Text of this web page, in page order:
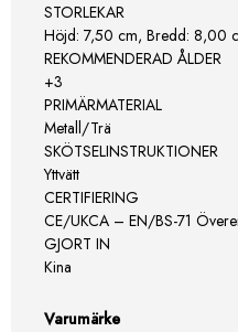
STORLEKAR
Höjd: 7,50 cm, Bredd: 8,00
REKOMMENDERAD ÅLDER
+3
PRIMÄRMATERIAL
Metall/Trä
SKÖTSELINSTRUKTIONER
Yttvätt
CERTIFIERING
CE/UKCA – EN/BS-71
GJORT IN
Kina
Varumärke